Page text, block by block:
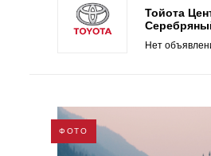
Тойота
Нет
ФОТО